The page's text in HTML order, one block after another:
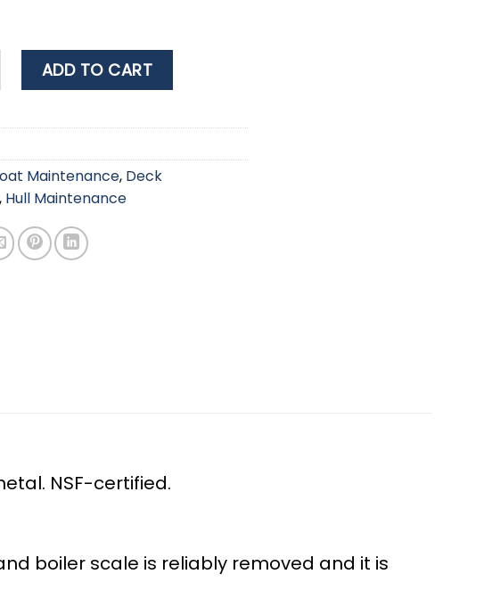
RESTORER 400G-NSF quantity
ADD TO CART
Maintenance, Deck
, Hull Maintenance
NSF-certified.
boiler scale is reliably removed and it is